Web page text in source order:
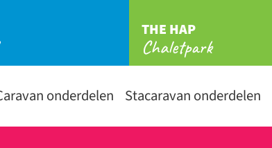
THE HAP
Chaletpark
onderdelen Stacaravan onderdelen